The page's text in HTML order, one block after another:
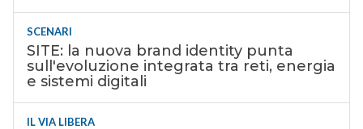
SCENARI
SITE: la nuova brand identity punta
sull'evoluzione integrata tra reti, energia
e sistemi digitali
IL VIA LIBERA